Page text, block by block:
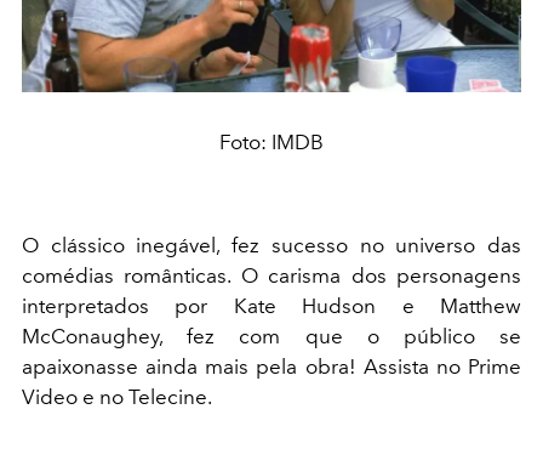
Foto: IMDB
O clássico inegável, fez sucesso no universo das
comédias românticas. O carisma dos personagens
interpretados por Kate Hudson e Matthew
McConaughey, fez com que o público se
apaixonasse ainda mais pela obra! Assista no Prime
Video e no Telecine.